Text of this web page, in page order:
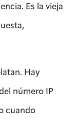
Es la vieja
Hay
número IP
cuando